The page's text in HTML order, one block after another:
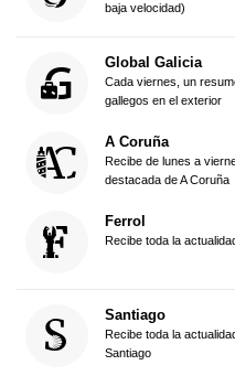
baja velocidad)
Global Galicia
Cada viernes, un
gallegos en el exterior
A Coruña
Recibe de lunes a
destacada de A Coruña
Ferrol
Recibe toda la
Santiago
Recibe toda la
Santiago